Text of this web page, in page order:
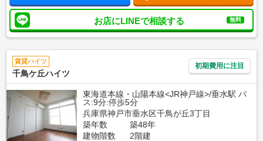
お店にLINEで相談する 無料
賃貸ハイツ
千鳥ケ丘ハイツ
初期費用に注目
東海道本線・山陽本線<JR神戸線>/垂水駅 バ
ス:9分:停歩5分
兵庫県神戸市垂水区千鳥が丘3丁目
築年数
築48年
建物階数
2階建